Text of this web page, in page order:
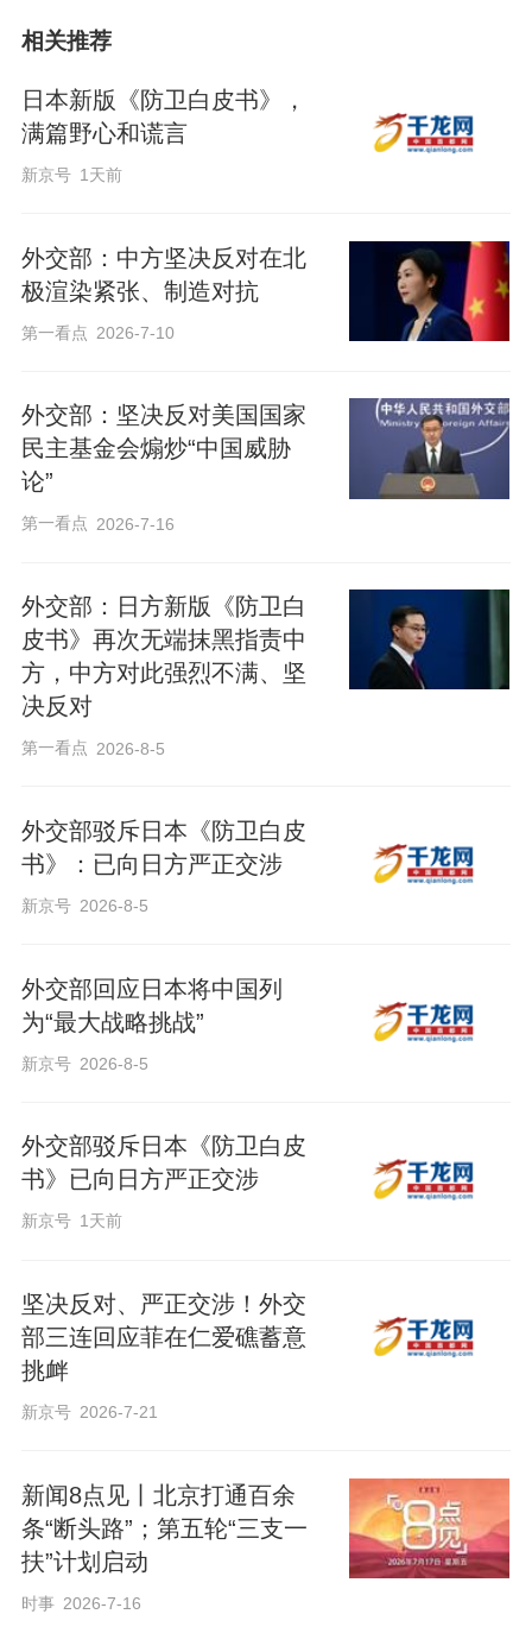
相关推荐
日本新版《防卫白皮书》，
满篇野心和谎言
新京号 1天前
外交部：中方坚决反对在北
极渲染紧张、制造对抗
第一看点 2026-7-10
外交部：坚决反对美国国家
民主基金会煽炒“中国威胁
论”
第一看点 2026-7-16
外交部：日方新版《防卫白
皮书》再次无端抹黑指责中
方，中方对此强烈不满、坚
决反对
第一看点 2026-8-5
外交部驳斥日本《防卫白皮
书》：已向日方严正交涉
新京号 2026-8-5
外交部回应日本将中国列
为“最大战略挑战”
新京号 2026-8-5
外交部驳斥日本《防卫白皮
书》已向日方严正交涉
新京号 1天前
坚决反对、严正交涉！外交
部三连回应菲在仁爱礁蓄意
挑衅
新京号 2026-7-21
新闻8点见丨北京打通百余
条“断头路”；第五轮“三支一
扶”计划启动
时事 2026-7-16